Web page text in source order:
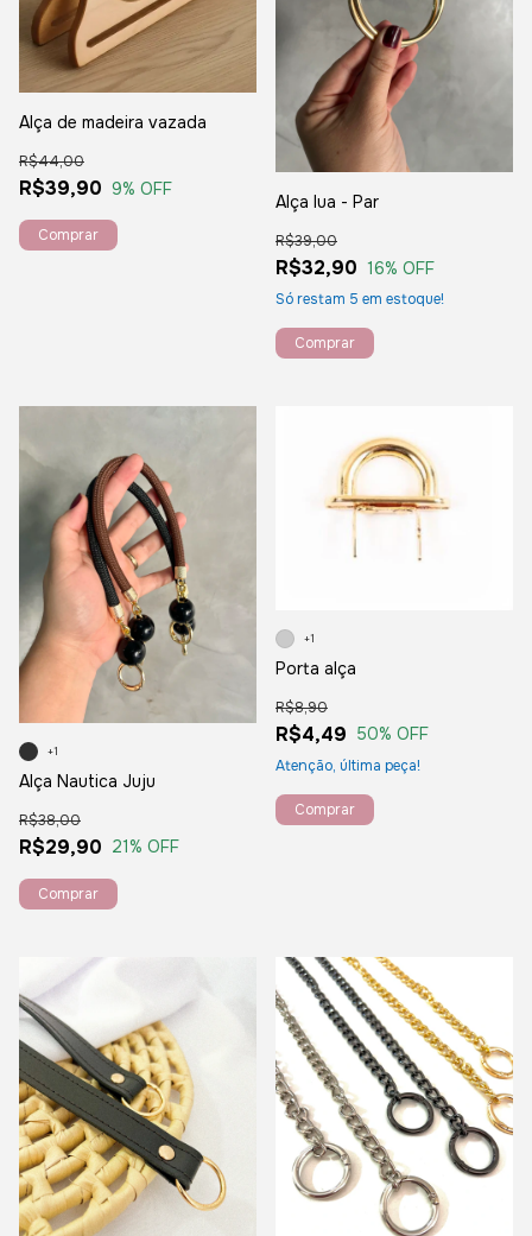
Alça de madeira vazada
R$39,90
R$44,00
9% OFF
Alça lua - Par
R$32,90
R$39,00
16% OFF
Só restam 5 em estoque!
Alça Nautica Juju
R$29,90
R$38,00
21% OFF
+1
Comprar
Porta alça
R$4,49
R$8,90
50% OFF
Atenção, última peça!
+1
Comprar